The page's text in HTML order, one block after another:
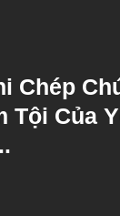
Chép
Tội Của